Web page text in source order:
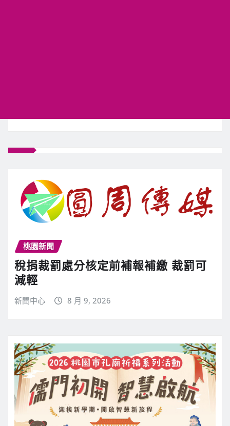
桃園新聞
稅捐裁罰處分核定前補報補繳 裁罰可
減輕
新聞中心 8 月 9, 2026